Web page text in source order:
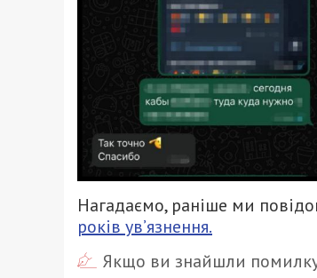
Нагадаємо, раніше ми
років ув’язнення.
Якщо ви знайшли помилку,